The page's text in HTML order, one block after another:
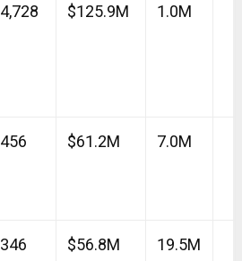
4,728 $125.9M 1.0M
456 $61.2M 7.0M
346 $56.8M 19.5M